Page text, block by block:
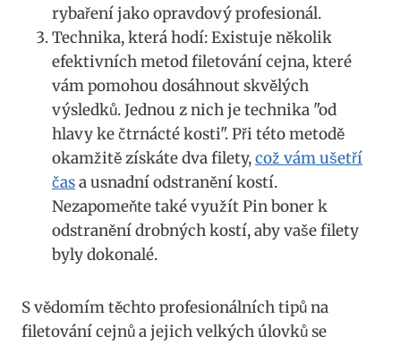
rybaření jako opravdový profesionál.
Technika, která hodí: Existuje několik
efektivních metod filetování cejna, které
vám pomohou dosáhnout skvělých
výsledků. Jednou z nich je technika "od
hlavy ke čtrnácté kosti". Při této metodě
okamžitě získáte dva filety,což vám ušetří
časa usnadní odstranění kostí.
Nezapomeňte také využít Pin boner k
odstranění drobných kostí, aby vaše filety
byly dokonalé.
S vědomím těchto profesionálních tipů na
filetování cejnů a jejich velkých úlovků se